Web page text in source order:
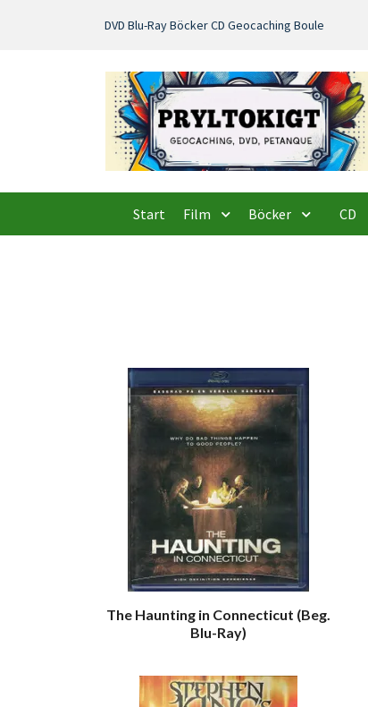
DVD Blu-Ray Böcker CD Geocaching Boule
Start Film Böcker CD
The Haunting in Connecticut (Beg.
Blu-Ray)